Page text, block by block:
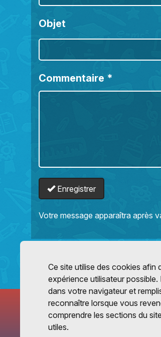
Objet
Commentaire *
Enregistrer
Votre message apparaîtra après
Ce site utilise des cookies afin
expérience utilisateur
dans votre navigateur et
reconnaître lorsque vous
comprendre les sections du
utiles.